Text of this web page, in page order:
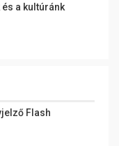
a kultúránk
Flash